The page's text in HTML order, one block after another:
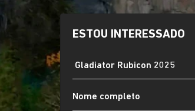
ESTOU INTERESSADO